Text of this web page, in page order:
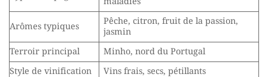
Arômes typiques
Pêche, citron, fruit de la passion,
jasmin
Terroir principal
Minho, nord du Portugal
Style de vinification
Vins frais, secs, pétillants